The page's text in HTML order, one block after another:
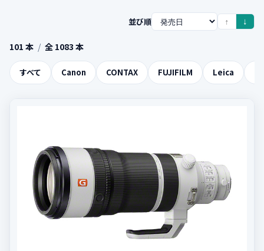
並び順 ↑ ↓
101 本 / 全 1083 本
すべて Canon CONTAX FUJIFILM Leica